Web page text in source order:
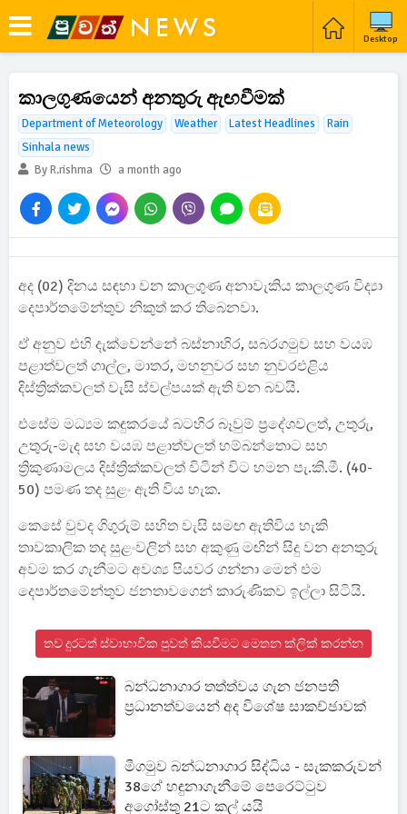
Desktop
කාලගුණයෙන් අනතුරු ඇඟවීමක්
Department of Meteorology Weather Latest Headlines
Rain
Sinhala news
By R.rishma
a month ago
අද (02) දිනය සඳහා වන කාලගුණ අනාවැකිය කාලගුණ විද්‍යා
දෙපාර්තමේන්තුව නිකුත් කර තිබෙනවා.
ඒ අනුව එහි දැක්වෙන්නේ බස්නාහිර, සබරගමුව සහ වයඹ
පළාත්වලත් ගාල්ල, මාතර, මහනුවර සහ නුවරඑළිය
දිස්ත්‍රික්කවලත් වැසි ස්වල්පයක් ඇති වන බවයි.
එසේම මධ්‍යම කඳුකරයේ බටහිර බෑවුම් ප්‍රදේශවලත්, උතුරු,
උතුරු-මැද සහ වයඹ පළාත්වලත් හම්බන්තොට සහ
ත්‍රිකුණාමලය දිස්ත්‍රික්කවලත් විටින් විට හමන පැ.කි.මී. (40-
50) පමණ තද සුළං ඇති විය හැක.
කෙසේ වුවද ගිගුරුම් සහිත වැසි සමඟ ඇතිවිය හැකි
තාවකාලික තද සුළංවලින් සහ අකුණු මඟින් සිදු වන අනතුරු
අවම කර ගැනීමට අවශ්‍ය පියවර ගන්නා මෙන් එම
දෙපාර්තමේන්තුව ජනතාවගෙන් කාරුණිකව ඉල්ලා සිටියි.
තව දුරටත් ස්වාභාවික පුවත් කියවීමට මෙතන ක්ලික් කරන්න
බන්ධනාගාර තත්ත්වය ගැන ජනපති
ප්‍රධානත්වයෙන් අද විශේෂ සාකච්ඡාවක්
මීගමුව බන්ධනාගාර සිද්ධිය - සැකකරුවන්
38ගේ හඳුනාගැනීමේ පෙරෙට්ටුව
අගෝස්තු 21ට කල් යයි